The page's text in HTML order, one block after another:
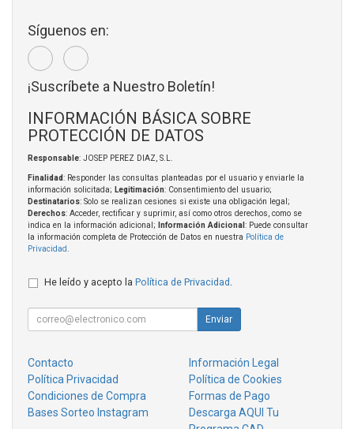
Síguenos en:
¡Suscríbete a Nuestro Boletín!
INFORMACIÓN BÁSICA SOBRE
PROTECCIÓN DE DATOS
Responsable: JOSEP PEREZ DIAZ, S.L.
Finalidad: Responder las consultas planteadas por el usuario y enviarle la
información solicitada; Legitimación: Consentimiento del usuario;
Destinatarios: Solo se realizan cesiones si existe una obligación legal;
Derechos: Acceder, rectificar y suprimir, así como otros derechos, como se
indica en la información adicional;
Información Adicional : Puede consultar
la información completa de Protección de Datos en nuestra Política de
Privacidad
He leído y acepto la Política de Privacidad
Enviar
Contacto
Información Legal
Política Privacidad
Política de Cookies
Condiciones de Compra
Formas de Pago
Bases Sorteo Instagram
Descarga AQUI Tu